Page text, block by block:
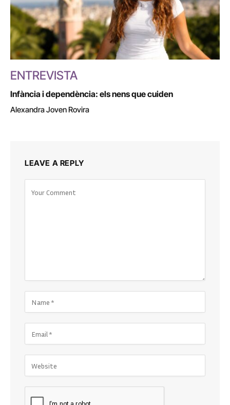
ENTREVISTA
Infància i dependència: els nens que cuiden
Alexandra Joven Rovira
LEAVE A REPLY